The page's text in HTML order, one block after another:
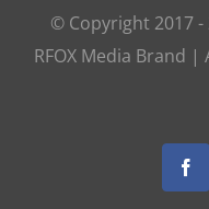
© Copyright 2017 -
RFOX Media Brand |